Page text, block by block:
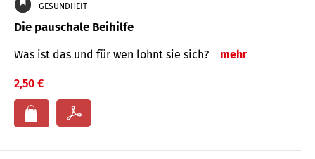
GESUNDHEIT
Die pauschale Beihilfe
Was ist das und für wen lohnt sie sich? mehr
2,50 €